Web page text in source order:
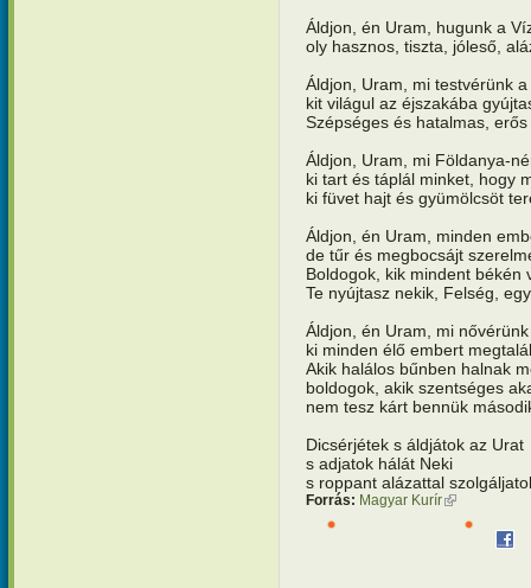
Áldjon, én Uram, hugunk a
oly hasznos, tiszta, jóleső,
Áldjon, Uram, mi testvérünk
kit világul az éjszakába
Szépséges és hatalmas,
Áldjon, Uram, mi Földanya-
ki tart és táplál minket, hogy
ki füvet hajt és gyümölcsöt
Áldjon, én Uram, minden
de tűr és megbocsájt
Boldogok, kik mindent békén
Te nyújtasz nekik, Felség,
Áldjon, én Uram, mi
ki minden élő embert
Akik halálos bűnben halnak
boldogok, akik szentséges
nem tesz kárt bennük
Dicsérjétek s áldjátok az Urat
s adjatok hálát Neki
s roppant alázattal
Forrás: Magyar Kurír(külső